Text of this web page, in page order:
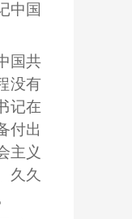
中国
国共
没有
记在
付出
主义
久久